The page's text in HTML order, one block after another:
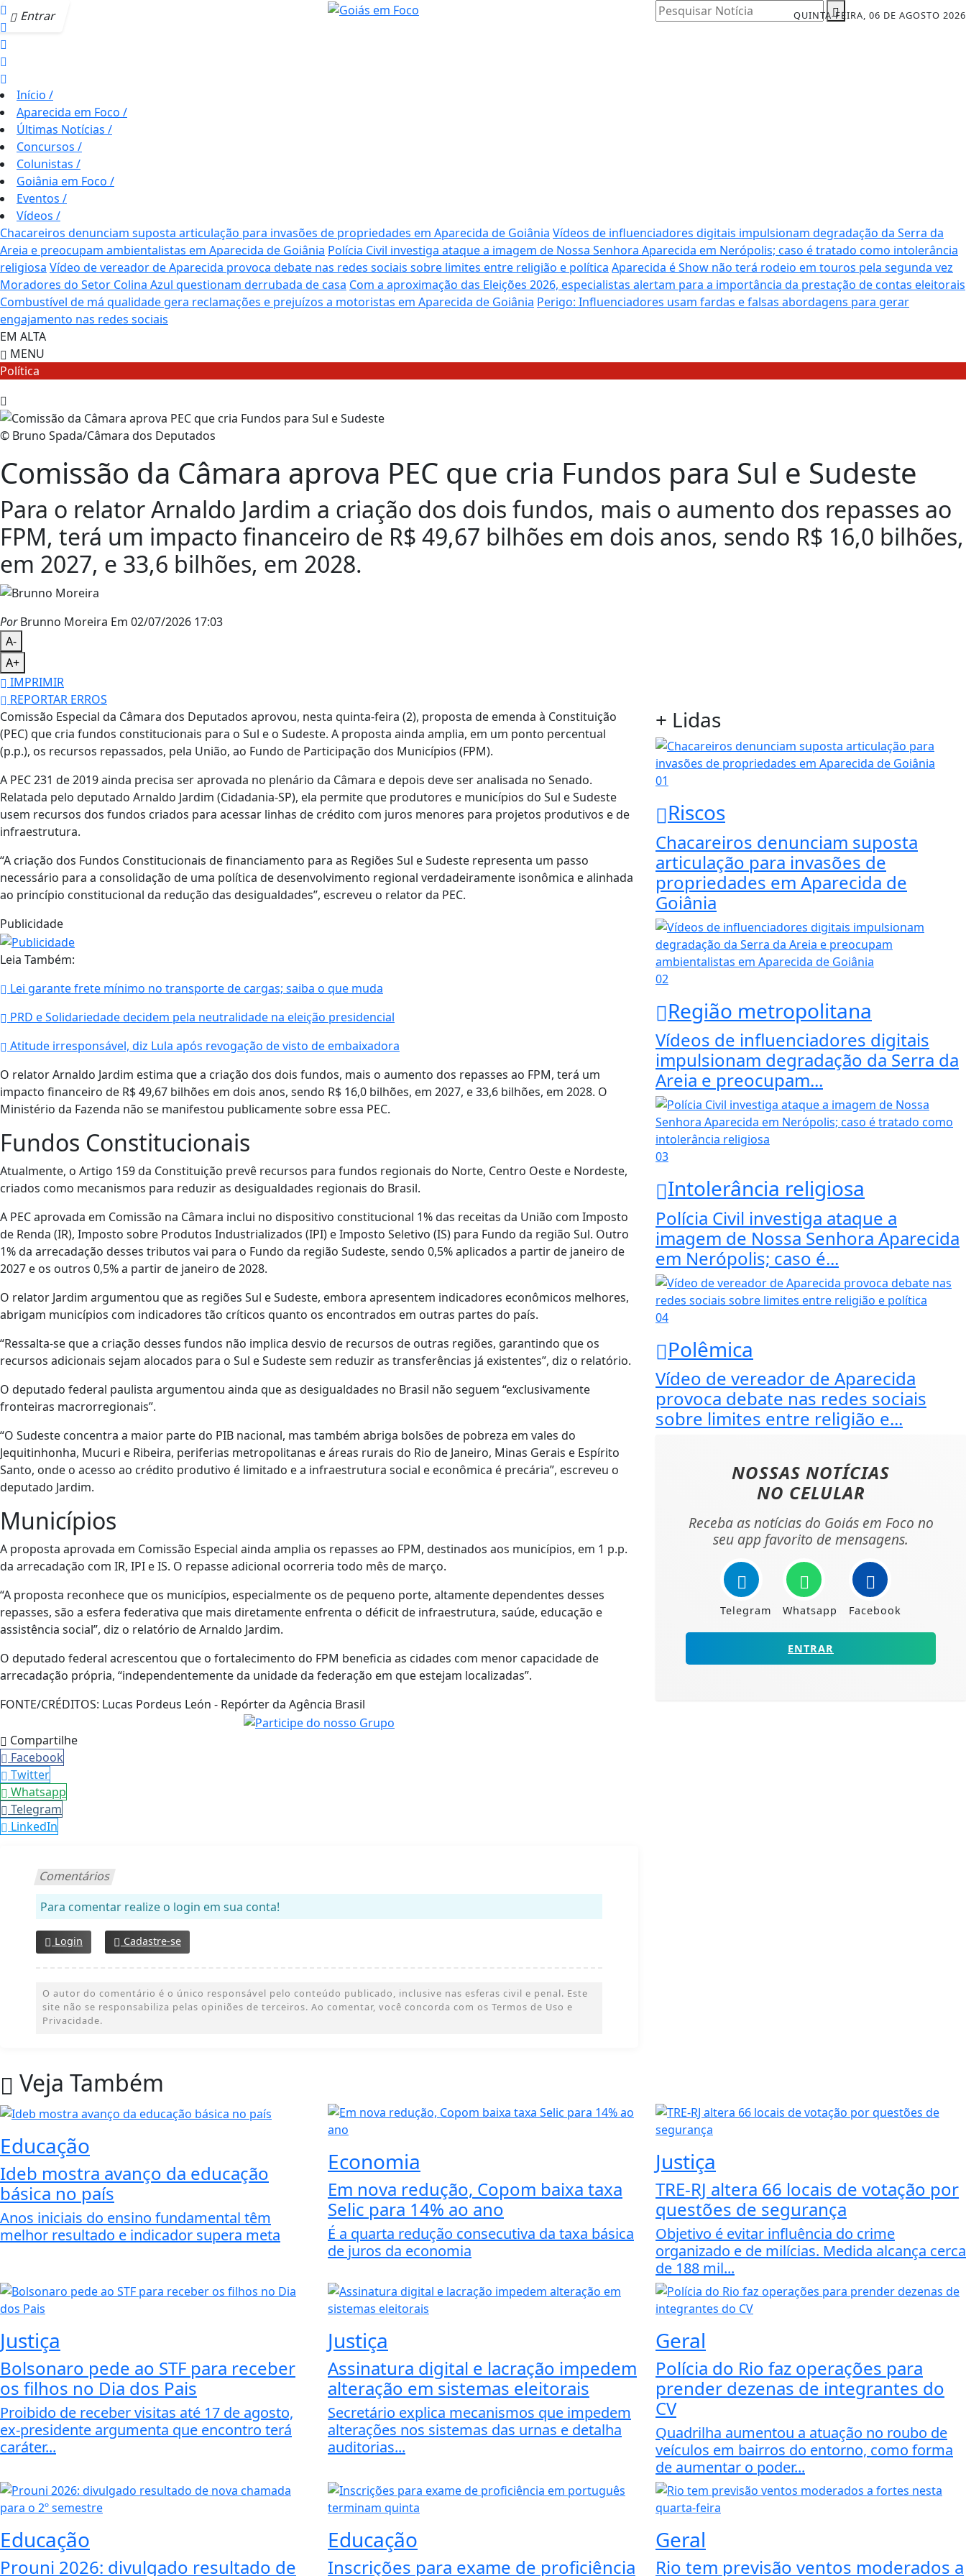
Entrar QUINTA-FEIRA, 06 DE AGOSTO 2026
Pesquisar Notícia
Início /
Aparecida em Foco /
Últimas Notícias /
Concursos /
Colunistas /
Goiânia em Foco /
Eventos /
Vídeos /
Chacareiros denunciam suposta articulação para invasões de propriedades em Aparecida de Goiânia Vídeos de influenciadores digitais impulsionam degradação da Serra da
Areia e preocupam ambientalistas em Aparecida de Goiânia Polícia Civil investiga ataque a imagem de Nossa Senhora Aparecida em Nerópolis; caso é tratado como intolerância
religiosa Vídeo de vereador de Aparecida provoca debate nas redes sociais sobre limites entre religião e política Aparecida é Show não terá rodeio em touros pela segunda vez
Moradores do Setor Colina Azul questionam derrubada de casa Com a aproximação das Eleições 2026, especialistas alertam para a importância da prestação de contas eleitorais
Combustível de má qualidade gera reclamações e prejuízos a motoristas em Aparecida de Goiânia Perigo: Influenciadores usam fardas e falsas abordagens para gerar
engajamento nas redes sociais
EM ALTA
MENU
Política
© Bruno Spada/Câmara dos Deputados
Comissão da Câmara aprova PEC que cria Fundos para Sul e Sudeste
Para o relator Arnaldo Jardim a criação dos dois fundos, mais o aumento dos repasses ao
FPM, terá um impacto financeiro de R$ 49,67 bilhões em dois anos, sendo R$ 16,0 bilhões,
em 2027, e 33,6 bilhões, em 2028.
PorBrunno Moreira Em 02/07/2026 17:03
A-
A+
IMPRIMIR
REPORTAR ERROS
Comissão Especial da Câmara dos Deputados aprovou, nesta quinta-feira (2), proposta de emenda à Constituição
(PEC) que cria fundos constitucionais para o Sul e o Sudeste. A proposta ainda amplia, em um ponto percentual
(p.p.), os recursos repassados, pela União, ao Fundo de Participação dos Municípios (FPM).
A PEC 231 de 2019 ainda precisa ser aprovada no plenário da Câmara e depois deve ser analisada no Senado.
Relatada pelo deputado Arnaldo Jardim (Cidadania-SP), ela permite que produtores e municípios do Sul e Sudeste
usem recursos dos fundos criados para acessar linhas de crédito com juros menores para projetos produtivos e de
infraestrutura.
“A criação dos Fundos Constitucionais de financiamento para as Regiões Sul e Sudeste representa um passo
necessário para a consolidação de uma política de desenvolvimento regional verdadeiramente isonômica e alinhada
ao princípio constitucional da redução das desigualdades”, escreveu o relator da PEC.
Publicidade
Leia Também:
Lei garante frete mínimo no transporte de cargas; saiba o que muda
PRD e Solidariedade decidem pela neutralidade na eleição presidencial
Atitude irresponsável, diz Lula após revogação de visto de embaixadora
O relator Arnaldo Jardim estima que a criação dos dois fundos, mais o aumento dos repasses ao FPM, terá um
impacto financeiro de R$ 49,67 bilhões em dois anos, sendo R$ 16,0 bilhões, em 2027, e 33,6 bilhões, em 2028. O
Ministério da Fazenda não se manifestou publicamente sobre essa PEC.
Fundos Constitucionais
Atualmente, o Artigo 159 da Constituição prevê recursos para fundos regionais do Norte, Centro Oeste e Nordeste,
criados como mecanismos para reduzir as desigualdades regionais do Brasil.
A PEC aprovada em Comissão na Câmara inclui no dispositivo constitucional 1% das receitas da União com Imposto
de Renda (IR), Imposto sobre Produtos Industrializados (IPI) e Imposto Seletivo (IS) para Fundo da região Sul. Outro
1% da arrecadação desses tributos vai para o Fundo da região Sudeste, sendo 0,5% aplicados a partir de janeiro de
2027 e os outros 0,5% a partir de janeiro de 2028.
O relator Jardim argumentou que as regiões Sul e Sudeste, embora apresentem indicadores econômicos melhores,
abrigam municípios com indicadores tão críticos quanto os encontrados em outras partes do país.
“Ressalta-se que a criação desses fundos não implica desvio de recursos de outras regiões, garantindo que os
recursos adicionais sejam alocados para o Sul e Sudeste sem reduzir as transferências já existentes”, diz o relatório.
O deputado federal paulista argumentou ainda que as desigualdades no Brasil não seguem “exclusivamente
fronteiras macrorregionais”.
“O Sudeste concentra a maior parte do PIB nacional, mas também abriga bolsões de pobreza em vales do
Jequitinhonha, Mucuri e Ribeira, periferias metropolitanas e áreas rurais do Rio de Janeiro, Minas Gerais e Espírito
Santo, onde o acesso ao crédito produtivo é limitado e a infraestrutura social e econômica é precária”, escreveu o
deputado Jardim.
Municípios
A proposta aprovada em Comissão Especial ainda amplia os repasses ao FPM, destinados aos municípios, em 1 p.p.
da arrecadação com IR, IPI e IS. O repasse adicional ocorreria todo mês de março.
“A proposta reconhece que os municípios, especialmente os de pequeno porte, altamente dependentes desses
repasses, são a esfera federativa que mais diretamente enfrenta o déficit de infraestrutura, saúde, educação e
assistência social”, diz o relatório de Arnaldo Jardim.
O deputado federal acrescentou que o fortalecimento do FPM beneficia as cidades com menor capacidade de
arrecadação própria, “independentemente da unidade da federação em que estejam localizadas”.
FONTE/CRÉDITOS: Lucas Pordeus León - Repórter da Agência Brasil
Compartilhe
Facebook
Twitter
Whatsapp
Telegram
LinkedIn
Comentários
Para comentar realize o login em sua conta!
Login Cadastre-se
O autor do comentário é o único responsável pelo conteúdo publicado, inclusive nas esferas civil e penal. Este
site não se responsabiliza pelas opiniões de terceiros. Ao comentar, você concorda com os Termos de Uso e
Privacidade.
+ Lidas
01
Riscos
Chacareiros denunciam suposta
articulação para invasões de
propriedades em Aparecida de
Goiânia
02
Região metropolitana
Vídeos de influenciadores digitais
impulsionam degradação da Serra da
Areia e preocupam...
03
Intolerância religiosa
Polícia Civil investiga ataque a
imagem de Nossa Senhora Aparecida
em Nerópolis; caso é...
04
Polêmica
Vídeo de vereador de Aparecida
provoca debate nas redes sociais
sobre limites entre religião e...
NOSSAS NOTÍCIAS
NO CELULAR
Receba as notícias do Goiás em Foco no
seu app favorito de mensagens.
Telegram Whatsapp Facebook
ENTRAR
Veja Também
Educação
Ideb mostra avanço da educação
básica no país
Anos iniciais do ensino fundamental têm
melhor resultado e indicador supera meta
Economia
Em nova redução, Copom baixa taxa
Selic para 14% ao ano
É a quarta redução consecutiva da taxa básica
de juros da economia
Justiça
TRE-RJ altera 66 locais de votação por
questões de segurança
Objetivo é evitar influência do crime
organizado e de milícias. Medida alcança cerca
de 188 mil...
Justiça
Bolsonaro pede ao STF para receber
os filhos no Dia dos Pais
Proibido de receber visitas até 17 de agosto,
ex-presidente argumenta que encontro terá
caráter...
Justiça
Assinatura digital e lacração impedem
alteração em sistemas eleitorais
Secretário explica mecanismos que impedem
alterações nos sistemas das urnas e detalha
auditorias...
Geral
Polícia do Rio faz operações para
prender dezenas de integrantes do
CV
Quadrilha aumentou a atuação no roubo de
veículos em bairros do entorno, como forma
de aumentar o poder...
Educação
Prouni 2026: divulgado resultado de
Educação
Inscrições para exame de proficiência
Geral
Rio tem previsão ventos moderados a